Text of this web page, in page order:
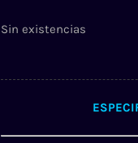
Sin existencias